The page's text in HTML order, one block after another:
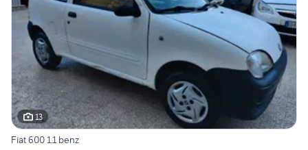
13
Fiat 600 1.1 benz